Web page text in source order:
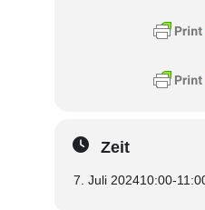
Zeit
7. Juli 202410:00-